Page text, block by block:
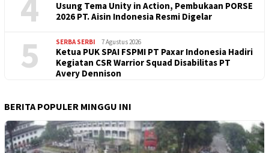
Usung Tema Unity in Action, Pembukaan PORSE
2026 PT. Aisin Indonesia Resmi Digelar
5 SERBA SERBI 7 Agustus 2026
Ketua PUK SPAI FSPMI PT Paxar Indonesia Hadiri
Kegiatan CSR Warrior Squad Disabilitas PT
Avery Dennison
BERITA POPULER MINGGU INI